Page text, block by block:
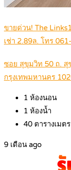
ขายด่วน! The
เช่า 2.89ล. โทร
ซอย สุขุมวิท 50 ถ. สุ
กรุงเทพมหานคร
1 ห้องนอน
1 ห้องน้ำ
40 ตารางเมตร
9 เดือน ago